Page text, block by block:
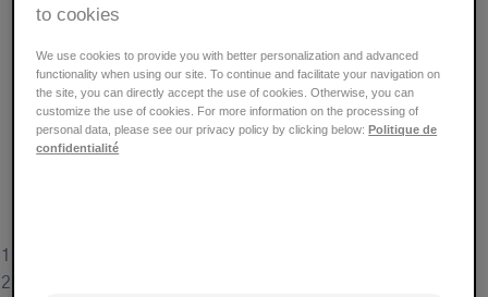
我们应该以愉快的心情涂抹润肤产品，不必感到有压力。
们不应把这项护理当作一件麻烦事。虽然做到这一点并不
容易，因为湿疹病情本身已经会让人感到疲惫和不安。那
么为什么不把润肤护理变成一件让大人和孩子都能获得放
松的乐事呢？
to cookies
We use cookies to provide you with better personalization and advanced
functionality when using our site. To continue and facilitate your navigation on
the site, you can directly accept the use of cookies. Otherwise, you can
customize the use of cookies. For more information on the processing of
personal data, please see our privacy policy by clicking below: Politique de
confidentialité